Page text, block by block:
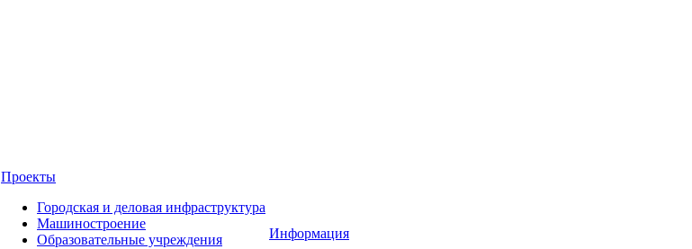
Проекты
Городская и деловая инфраструктура
Машиностроение
Образовательные учреждения
Информация